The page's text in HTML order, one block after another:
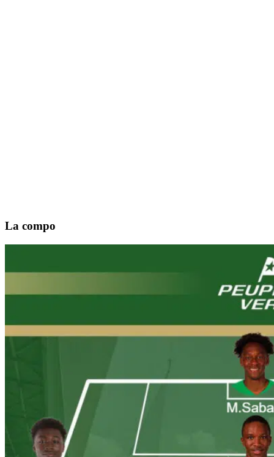
La compo